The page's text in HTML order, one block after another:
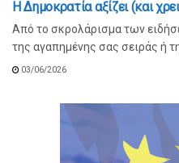
Η Δημοκρατία αξίζει (και
Από το σκρολάρισμα των
της αγαπημένης σας σειράς ή
03/06/2026